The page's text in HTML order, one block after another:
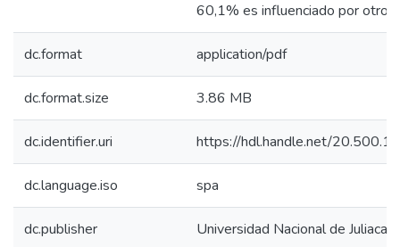
60,1% es influenciado por otros
dc.format application/pdf
dc.format.size 3.86 MB
dc.identifier.uri https://hdl.handle.net/
dc.language.iso spa
dc.publisher Universidad Nacional de Juliaca